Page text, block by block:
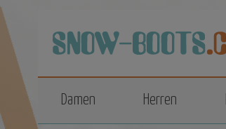
top
Damen Herren